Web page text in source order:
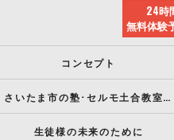
24時
無料体験
コンセプト
さいたま市の塾･セルモ土合教室の評判
生徒様の未来のために